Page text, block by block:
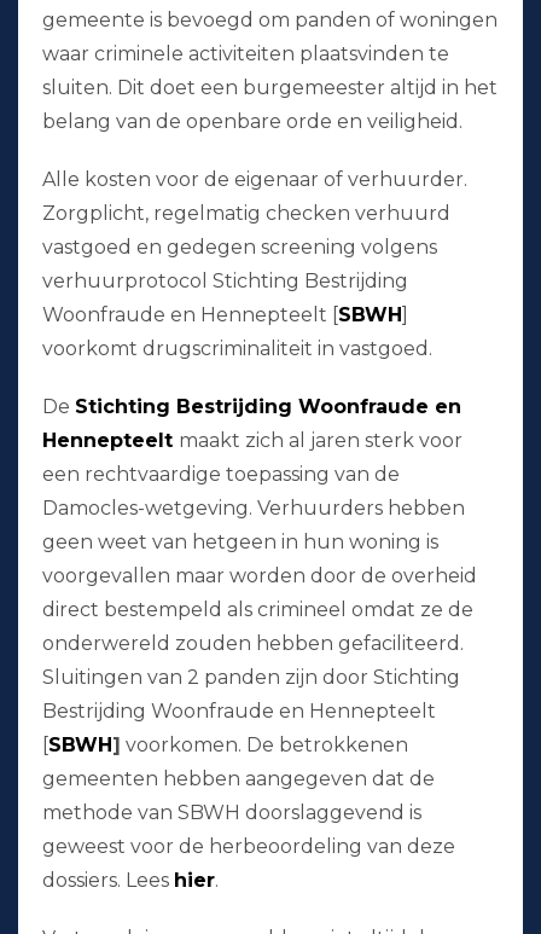
gemeente is bevoegd om panden of woningen
waar criminele activiteiten plaatsvinden te
sluiten. Dit doet een burgemeester altijd in het
belang van de openbare orde en veiligheid.
Alle kosten voor de eigenaar of verhuurder.
Zorgplicht, regelmatig checken verhuurd
vastgoed en gedegen screening volgens
verhuurprotocol Stichting Bestrijding
Woonfraude en Hennepteelt [SBWH]
voorkomt drugscriminaliteit in vastgoed.
De Stichting Bestrijding Woonfraude en
Hennepteelt maakt zich al jaren sterk voor
een rechtvaardige toepassing van de
Damocles-wetgeving. Verhuurders hebben
geen weet van hetgeen in hun woning is
voorgevallen maar worden door de overheid
direct bestempeld als crimineel omdat ze de
onderwereld zouden hebben gefaciliteerd.
Sluitingen van 2 panden zijn door Stichting
Bestrijding Woonfraude en Hennepteelt
[SBWH] voorkomen. De betrokkenen
gemeenten hebben aangegeven dat de
methode van SBWH doorslaggevend is
geweest voor de herbeoordeling van deze
dossiers. Lees hier.